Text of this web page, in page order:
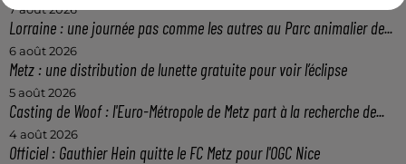
7 août 2026
Lorraine : une journée pas comme les autres au Parc animalier de...
6 août 2026
Metz : une distribution de lunette gratuite pour voir l’éclipse
5 août 2026
Casting de Woof : l'Euro-Métropole de Metz part à la recherche de...
4 août 2026
Officiel : Gauthier Hein quitte le FC Metz pour l'OGC Nice